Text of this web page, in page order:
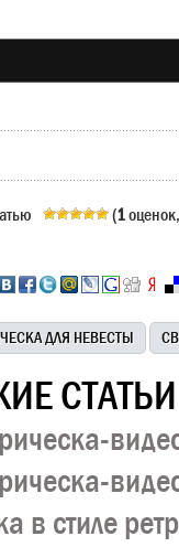
(1
ДЛЯ НЕВЕСТЫ
СТАТЬИ
в стиле